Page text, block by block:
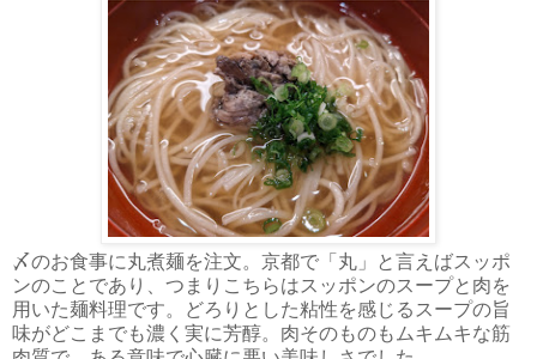
〆のお食事に丸煮麺を注文。京都で「丸」と言えばスッポ
ンのことであり、つまりこちらはスッポンのスープと肉を
用いた麺料理です。どろりとした粘性を感じるスープの旨
味がどこまでも濃く実に芳醇。肉そのものもムキムキな筋